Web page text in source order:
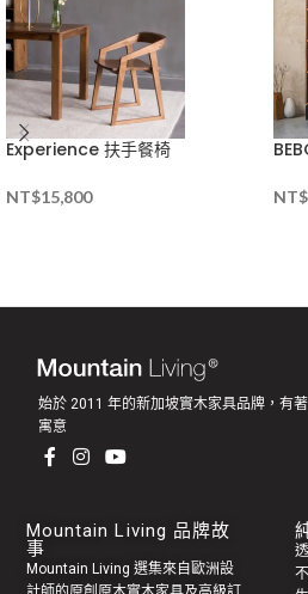
Experience 扶手餐椅
NT$15,800 NT$
始於 2011 年的新加坡實木家具品牌，有
寓意
Mountain Living 品牌故
事
Mountain Living 選集來自歐洲設